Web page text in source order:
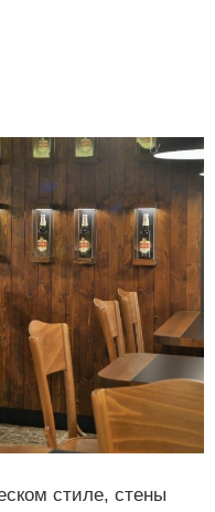
стиле, стены